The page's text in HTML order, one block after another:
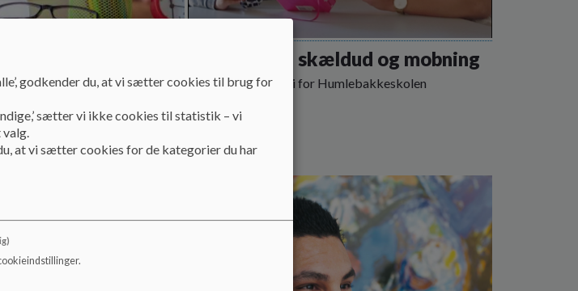
pædagogiske metoder
Skolen uden skældud og mobning
Antimobbestrategi for Humlebakkeskolen
Læs mere
godkender du, at vi sætter cookies til brug for
sætter vi ikke cookies til statistik – vi
at vi sætter cookies for de kategorier du har